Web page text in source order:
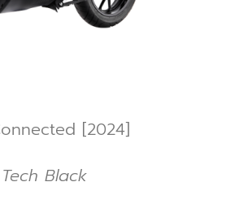
[2024]
Tech Black